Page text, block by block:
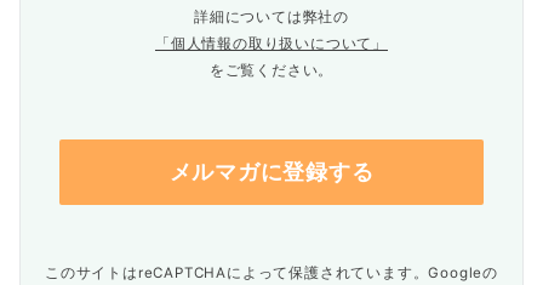
詳細については弊社の
「個人情報の取り扱いについて」
をご覧ください。
このサイトはreCAPTCHAによって保護されています。Googleの